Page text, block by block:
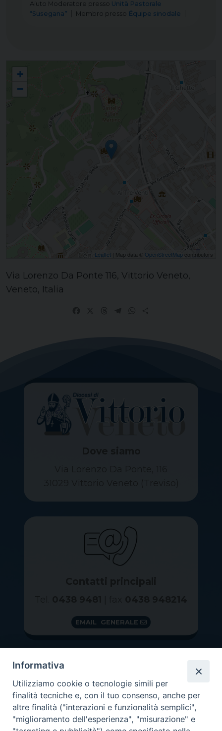
Aiuto Moderatore presso Unità Pastorale
“Susegana”
Membro presso Équipe sinodale
+
−
Leaflet | Map data © OpenStreetMap contributors
Via Lorenzo Da Ponte 116, Vittorio Veneto,
Veneto, Italia
EMAIL GENERALE
Informativa
Utilizziamo cookie o tecnologie simili per
finalità tecniche e, con il tuo consenso, anche per
altre finalità ("interazioni e funzionalità semplici",
"miglioramento dell'esperienza", "misurazione" e